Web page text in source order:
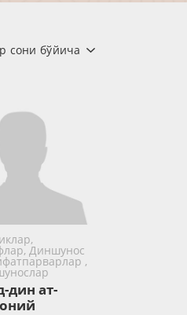
сони бўйича
Диншунос
,
дин ат-